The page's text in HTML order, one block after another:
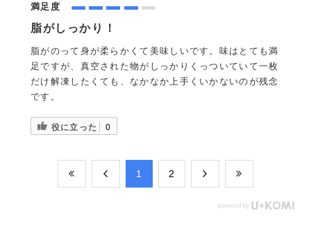
満足度
脂がしっかり！
脂がのって身が柔らかくて美味しいです。味はとても満
足ですが、真空された物がしっかりくっついていて一枚
だけ解凍したくても、なかなか上手くいかないのが残念
です。
役に立った 0
​1 ​2